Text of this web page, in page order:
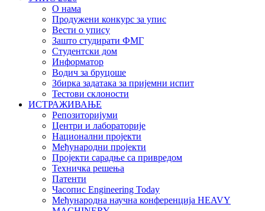
О нама
Продужени конкурс за упис
Вести о упису
Зашто студирати ФМГ
Студентски дом
Информатор
Водич за бруцоше
Збиркa задатака за пријемни испит
Тестови склоности
ИСТРАЖИВАЊЕ
Репозиторијуми
Центри и лабораторије
Национални пројекти
Међународни пројекти
Пројекти сарадње са привредом
Техничка решења
Патенти
Часопис Engineering Today
Међународна научна конференција HEAVY